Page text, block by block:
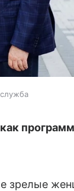
зрелые